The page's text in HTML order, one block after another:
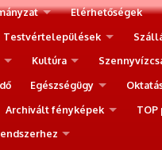
Elérhetőségek
Testvértelepülések
Kultúra
Egészségügy
Archivált fényképek